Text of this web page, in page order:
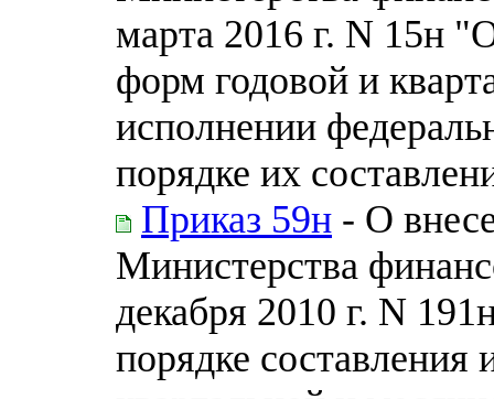
марта 2016 г. N 15н
форм годовой и
исполнении
порядке их
Приказ 59н - О
Министерства
декабря 2010 г. N
порядке составления